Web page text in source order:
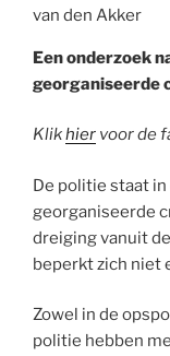
van den Akker
Een onderzoek
georganiseerde
Klikhier voor de
De politie staat
georganiseerde
dreiging vanuit
beperkt zich niet
Zowel in de
politie hebben